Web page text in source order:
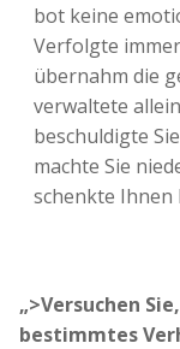
bot keine
Verfolgte
übernahm die
verwaltete
beschuldigte
machte Sie
schenkte Ihnen
„>Versuchen
bestimmtes